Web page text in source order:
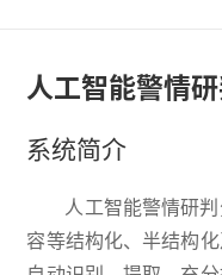
人工智能警情
系统简介
人工智能警情研
容等结构化、半结构